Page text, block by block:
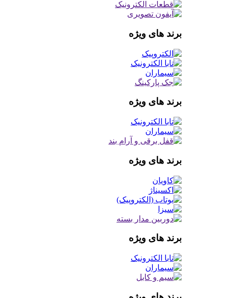
برند های ویژه
برند های ویژه
برند های ویژه
برند های ویژه